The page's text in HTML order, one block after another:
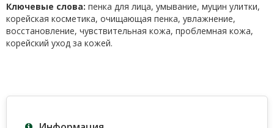
Ключевые слова: пенка для лица, умывание, муцин улитки,
корейская косметика, очищающая пенка, увлажнение,
восстановление, чувствительная кожа, проблемная кожа,
корейский уход за кожей.